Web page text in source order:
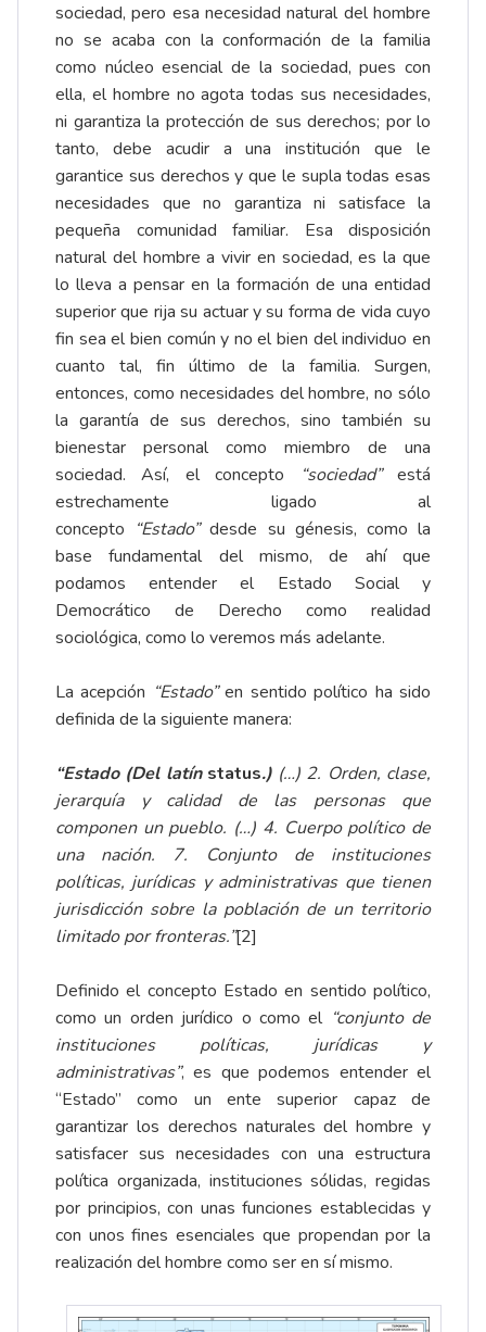
sociedad, pero esa necesidad natural del hombre
no se acaba con la conformación de la familia
como núcleo esencial de la sociedad, pues con
ella, el hombre no agota todas sus necesidades,
ni garantiza la protección de sus derechos; por lo
tanto, debe acudir a una institución que le
garantice sus derechos y que le supla todas esas
necesidades que no garantiza ni satisface la
pequeña comunidad familiar. Esa disposición
natural del hombre a vivir en sociedad, es la que
lo lleva a pensar en la formación de una entidad
superior que rija su actuar y su forma de vida cuyo
fin sea el bien común y no el bien del individuo en
cuanto tal, fin último de la familia. Surgen,
entonces, como necesidades del hombre, no sólo
la garantía de sus derechos, sino también su
bienestar personal como miembro de una
sociedad. Así, el concepto
“sociedad”está
estrechamente ligado al
concepto “Estado”desde su génesis, como la
base fundamental del mismo, de ahí que
podamos entender el Estado Social y
Democrático de Derecho como realidad
sociológica, como lo veremos más adelante.
La acepción “Estado”en sentido político ha sido
definida de la siguiente manera:
“Estado (Del latín status.) (…) 2. Orden, clase,
jerarquía y calidad de las personas que
componen un pueblo. (…) 4. Cuerpo político de
una nación. 7. Conjunto de instituciones
políticas, jurídicas y administrativas que tienen
jurisdicción sobre la población de un territorio
limitado por fronteras.”[2]
Definido el concepto Estado en sentido político,
como un orden jurídico o como el “conjunto de
instituciones políticas, jurídicas y
administrativas”, es que podemos entender el
“Estado” como un ente superior capaz de
garantizar los derechos naturales del hombre y
satisfacer sus necesidades con una estructura
política organizada, instituciones sólidas, regidas
por principios, con unas funciones establecidas y
con unos fines esenciales que propendan por la
realización del hombre como ser en sí mismo.